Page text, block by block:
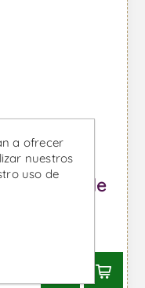
- Vino de
incl.
a ofrecer
nuestros
uso de